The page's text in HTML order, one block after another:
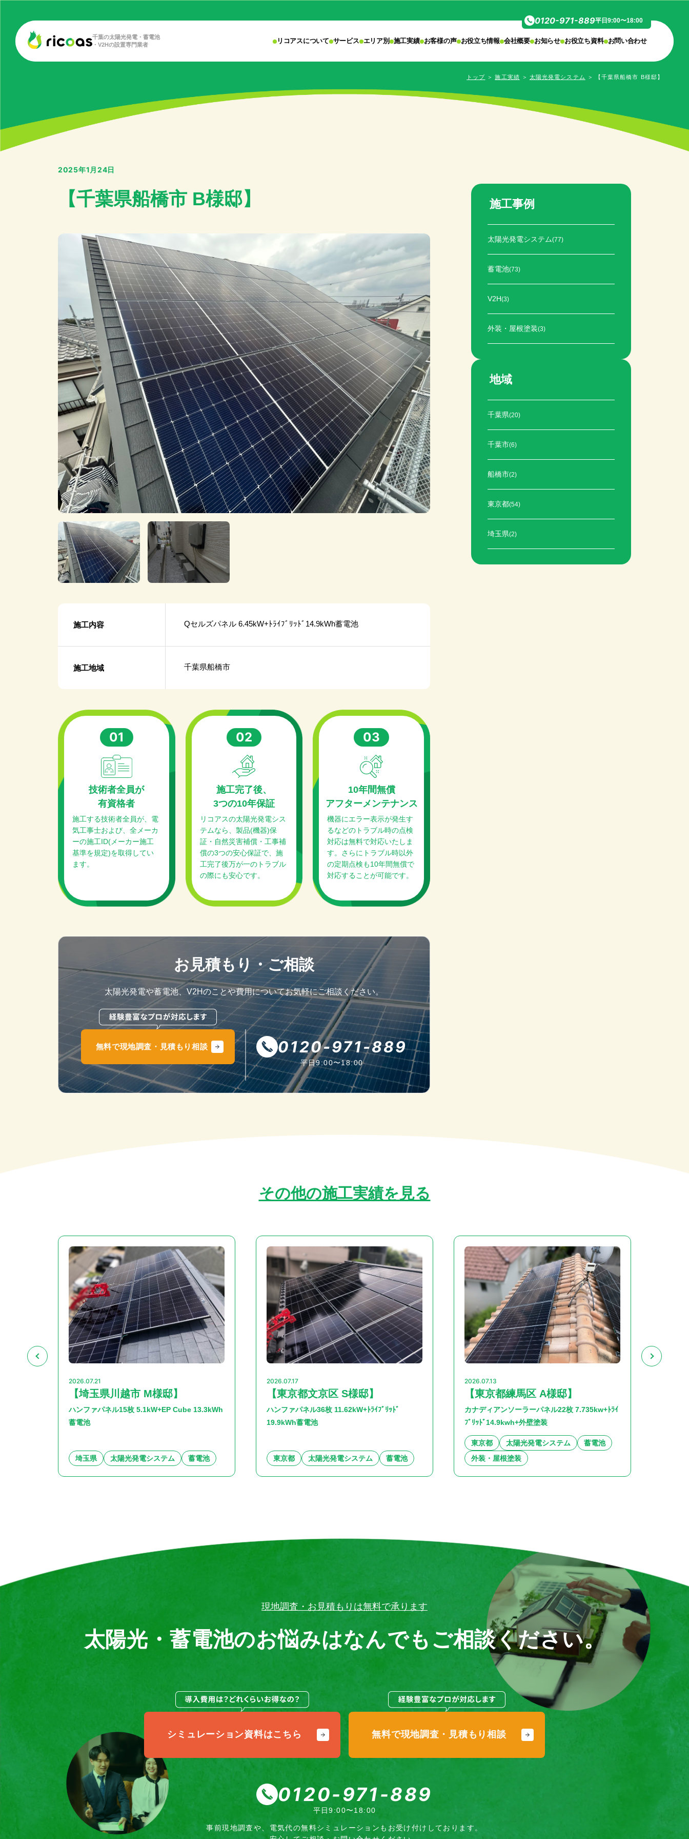
千葉の太陽光発電・蓄電池
・V2Hの設置専門業者
リコアスについて サービス エリア別 施工実績 お客様の声 お役立ち情報 会社概要 お知らせ お役立ち資料 お問い合わせ
0120-971-889平日9:00〜18:00
トップ ＞ 施工実績 ＞ 太陽光発電システム ＞ 【千葉県船橋市 B様邸】
2025年1月24日
【千葉県船橋市 B様邸】
施工内容 Qセルズパネル 6.45kW+ﾄﾗｲﾌﾞﾘｯﾄﾞ14.9kWh蓄電池
施工地域 千葉県船橋市
01
技術者全員が
有資格者
施工する技術者全員が、電
気工事士および、全メーカ
ーの施工ID(メーカー施工
基準を規定)を取得してい
ます。
02
施工完了後、
3つの10年保証
リコアスの太陽光発電シス
テムなら、製品(機器)保
証・自然災害補償・工事補
償の3つの安心保証で、施
工完了後万が一のトラブル
の際にも安心です。
03
10年間無償
アフターメンテナンス
機器にエラー表示が発生す
るなどのトラブル時の点検
対応は無料で対応いたしま
す。さらにトラブル時以外
の定期点検も10年間無償で
対応することが可能です。
お見積もり・ご相談
太陽光発電や蓄電池、V2Hのことや費用についてお気軽にご相談ください。
無料で現地調査・見積もり相談 0120-971-889
平日9:00〜18:00
施工事例
太陽光発電システム(77)
蓄電池(73)
V2H(3)
外装・屋根塗装(3)
地域
千葉県(20)
千葉市(6)
船橋市(2)
東京都(54)
埼玉県(2)
その他の施工実績を見る
2026.07.21
【埼玉県川越市 M様邸】
ハンファパネル15枚 5.1kW+EP Cube 13.3kWh
蓄電池
埼玉県 太陽光発電システム 蓄電池
2026.07.17
【東京都文京区 S様邸】
ハンファパネル36枚 11.62kW+ﾄﾗｲﾌﾞﾘｯﾄﾞ
19.9kWh蓄電池
東京都 太陽光発電システム 蓄電池
2026.07.13
【東京都練馬区 A様邸】
カナディアンソーラーパネル22枚 7.735kw+ﾄﾗｲ
ﾌﾞﾘｯﾄﾞ14.9kwh+外壁塗装
東京都 太陽光発電システム
蓄電池
外装・屋根塗装
現地調査・お見積もりは無料で承ります
太陽光・蓄電池のお悩みはなんでもご相談ください。
シミュレーション資料はこちら 無料で現地調査・ 見積もり相談
0120-971-889
平日9:00〜18:00
事前現地調査や、電気代の無料シミュレーション もお受け付けしております。